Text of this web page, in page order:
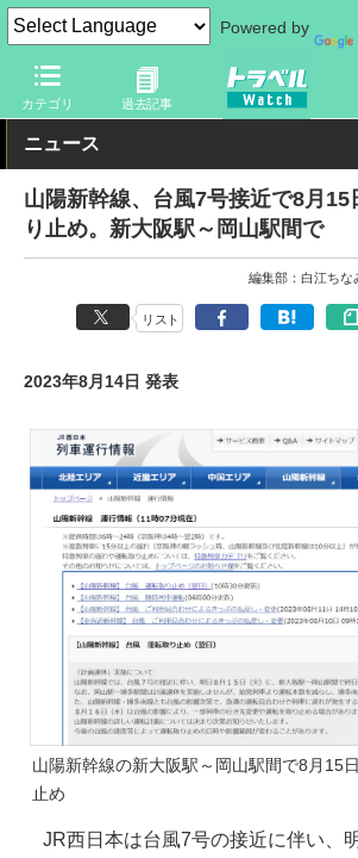
Powered by
カテゴリ 過去記事
トラベル Watch 企業・政府・官庁 鉄道
ニュース
山陽新幹線、台風7号接近で8月15
り止め。新大阪駅～岡山駅間で
編集部：白江ちな
リスト
2023年8月14日 発表
山陽新幹線の新大阪駅～岡山駅間で8月15
止め
JR西日本は台風7号の接近に伴い、